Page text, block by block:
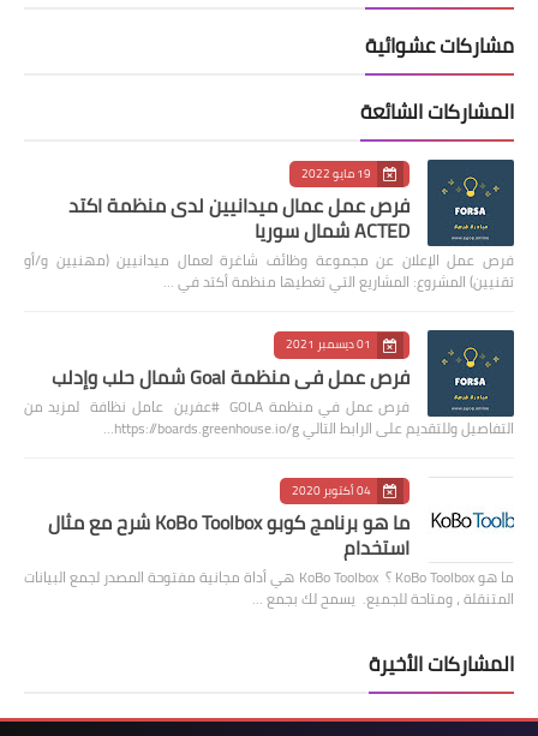
مشاركات عشوائية
المشاركات الشائعة
19 مايو 2022
فرص عمل عمال ميدانيين لدى منظمة اكتد
ACTED شمال سوريا
فرص عمل الإعلان عن مجموعة وظائف شاغرة لعمال ميدانيين (مهنيين و/أو
تقنيين) المشروع: المشاريع التي تغطيها منظمة أكتد في …
01 ديسمبر 2021
فرص عمل في منظمة Goal شمال حلب وإدلب
فرص عمل في منظمة GOLA #عفرين عامل نظافة لمزيد من
التفاصيل وللتقديم على الرابط التالي https://boards.greenhouse.io/g…
04 أكتوبر 2020
ما هو برنامج كوبو KoBo Toolbox شرح مع مثال
استخدام
ما هو KoBo Toolbox ؟ KoBo Toolbox هي أداة مجانية مفتوحة المصدر لجمع البيانات
المتنقلة ، ومتاحة للجميع. يسمح لك بجمع …
المشاركات الأخيرة